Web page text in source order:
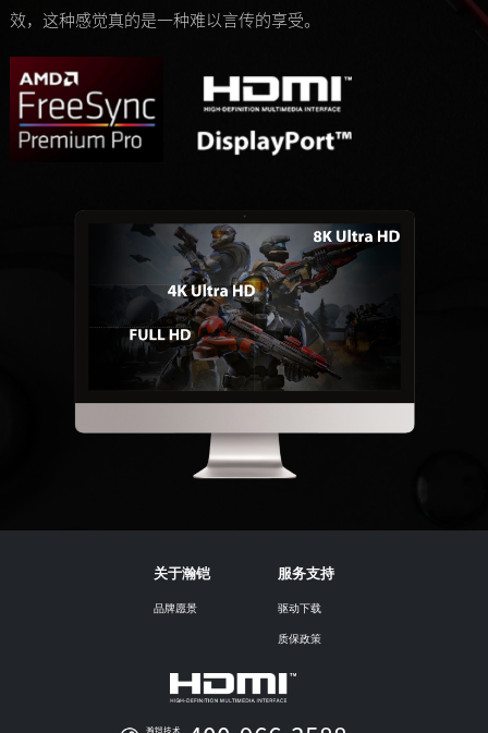
效，这种感觉真的是一种难以言传的享受。
关于瀚铠
品牌愿景
服务支持
驱动下载
质保政策
瀚铠技术